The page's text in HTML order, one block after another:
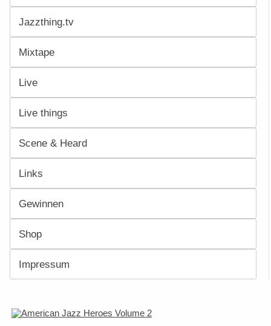
Jazzthing.tv
Mixtape
Live
Live things
Scene & Heard
Links
Gewinnen
Shop
Impressum